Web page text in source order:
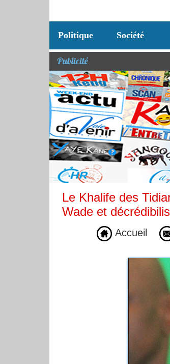
Politique Société
Publicité
Le Khalife des
Wade et
Accueil